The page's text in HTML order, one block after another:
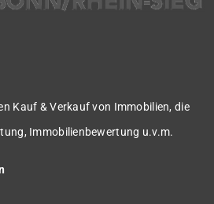
Kauf & Verkauf von Immobilien, die
Immobilienbewertung u.v.m.